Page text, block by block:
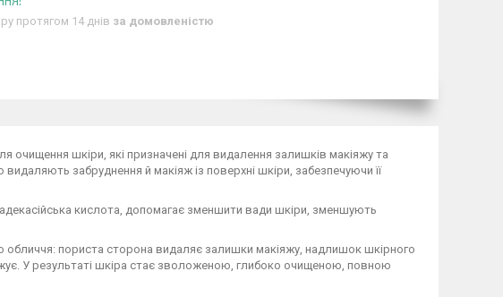
протягом 14 днів за домовленістю
очищення шкіри, які призначені для видалення залишків макіяжу та
забруднення й макіяж із поверхні шкіри, забезпечуючи її
кислота, допомагає зменшити вади шкіри, зменшують
обличчя: пориста сторона видаляє залишки макіяжу, надлишок шкірного
У результаті шкіра стає зволоженою, глибоко очищеною, повною